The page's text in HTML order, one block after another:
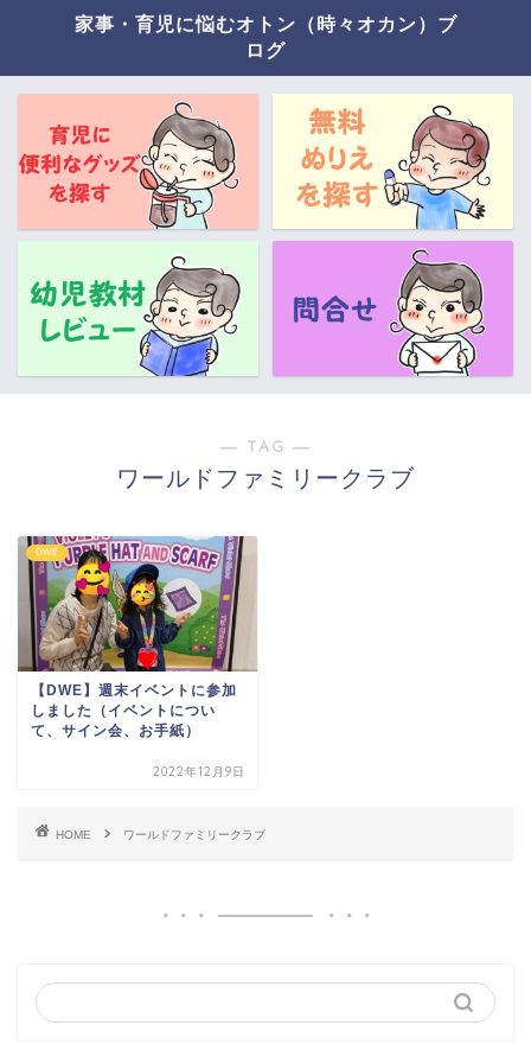
家事・育児に悩むオトン（時々オカン）ブ
ログ
― TAG ―
ワールドファミリークラブ
DWE
【DWE】週末イベントに参加
しました（イベントについ
て、サイン会、お手紙）
2022年12月9日
HOME ワールドファミリークラブ